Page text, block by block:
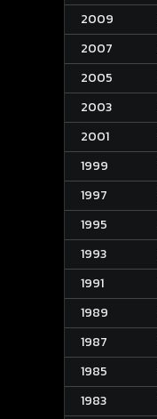
2009
2007
2005
2003
2001
1999
1997
1995
1993
1991
1989
1987
1985
1983